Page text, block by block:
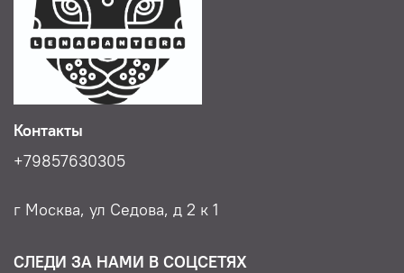
Контакты
+79857630305
г Москва, ул Седова, д 2 к 1
СЛЕДИ ЗА НАМИ В СОЦСЕТЯХ